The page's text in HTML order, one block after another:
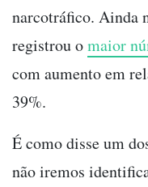
narcotráfico. Ainda
registrou omaior
com aumento em
39%.
É como disse um
não iremos